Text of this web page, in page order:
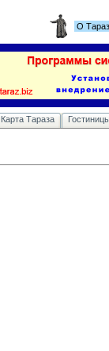
О
Карта Тараза